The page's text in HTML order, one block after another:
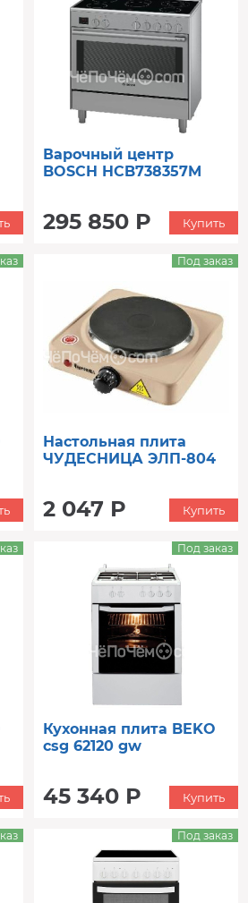
Варочный центр
BOSCH HCB738357M
295 850 Р Купить
Настольная плита
ЧУДЕСНИЦА ЭЛП-804
2 047 Р
Под заказ
Купить
Кухонная плита BEKO
csg 62120 gw
45 340 Р
Под заказ
Купить
Под заказ